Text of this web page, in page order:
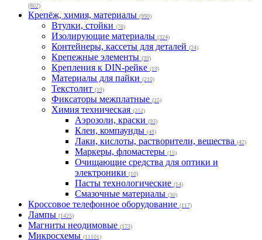
(802)
Крепёж, химия, материалы (990)
Втулки, стойки (78)
Изолирующие материалы (324)
Контейнеры, кассеты для деталей (24)
Крепежные элементы (39)
Крепления к DIN-рейке (19)
Материалы для пайки (210)
Текстолит (19)
Фиксаторы межплатные (25)
Химия техническая (252)
Аэрозоли, краски (93)
Клеи, компаунды (48)
Лаки, кислоты, растворители, вещества (42)
Маркеры, фломастеры (15)
Очищающие средства для оптики и
электроники (10)
Пасты технологические (14)
Смазочные материалы (30)
Кроссовое телефонное оборудование (117)
Лампы (1425)
Магниты неодимовые (173)
Микросхемы (11101)